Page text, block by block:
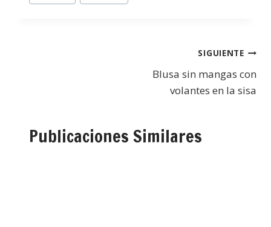
SIGUIENTE
Blusa sin mangas con
volantes en la sisa
Publicaciones Similares